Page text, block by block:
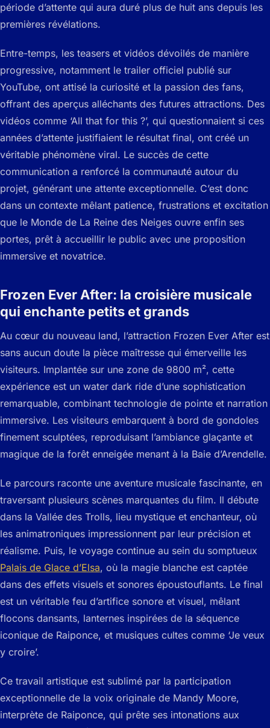
période d’attente qui aura duré plus de huit ans depuis les
premières révélations.
Entre-temps, les teasers et vidéos dévoilés de manière
progressive, notamment le trailer officiel publié sur
YouTube, ont attisé la curiosité et la passion des fans,
offrant des aperçus alléchants des futures attractions. Des
vidéos comme ‘All that for this ?’, qui questionnaient si ces
années d’attente justifiaient le résultat final, ont créé un
véritable phénomène viral. Le succès de cette
communication a renforcé la communauté autour du
projet, générant une attente exceptionnelle. C’est donc
dans un contexte mêlant patience, frustrations et excitation
que le Monde de La Reine des Neiges ouvre enfin ses
portes, prêt à accueillir le public avec une proposition
immersive et novatrice.
Frozen Ever After: la croisière musicale
qui enchante petits et grands
Au cœur du nouveau land, l’attraction Frozen Ever After est
sans aucun doute la pièce maîtresse qui émerveille les
visiteurs. Implantée sur une zone de 9800 m², cette
expérience est un water dark ride d’une sophistication
remarquable, combinant technologie de pointe et narration
immersive. Les visiteurs embarquent à bord de gondoles
finement sculptées, reproduisant l’ambiance glaçante et
magique de la forêt enneigée menant à la Baie d’Arendelle.
Le parcours raconte une aventure musicale fascinante, en
traversant plusieurs scènes marquantes du film. Il débute
dans la Vallée des Trolls, lieu mystique et enchanteur, où
les animatroniques impressionnent par leur précision et
réalisme. Puis, le voyage continue au sein du somptueux
Palais de Glace d’Elsa, où la magie blanche est captée
dans des effets visuels et sonores époustouflants. Le final
est un véritable feu d’artifice sonore et visuel, mêlant
flocons dansants, lanternes inspirées de la séquence
iconique de Raiponce, et musiques cultes comme ‘Je veux
y croire’.
Ce travail artistique est sublimé par la participation
exceptionnelle de la voix originale de Mandy Moore,
interprète de Raiponce, qui prête ses intonations aux